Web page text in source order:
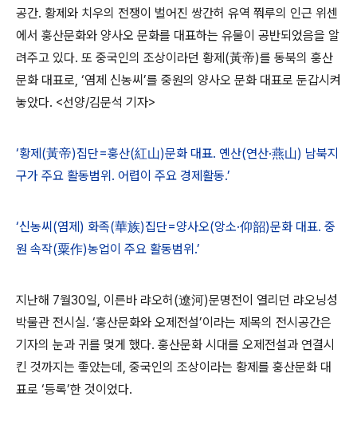
공간. 황제와 치우의 전쟁이 벌어진 쌍간허 유역 쭤루의 인근 위센
에서 훙산문화와 양사오 문화를 대표하는 유물이 공반되었음을 알
려주고 있다. 또 중국인의 조상이라던 황제(黃帝)를 동북의 훙산
문화 대표로, ‘염제 신농씨’를 중원의 양사오 문화 대표로 둔갑시켜
놓았다. <선양/김문석 기자>
‘황제(黃帝)집단=훙산(紅山)문화 대표. 옌산(연산·燕山) 남북지
구가 주요 활동범위. 어렵이 주요 경제활동.’
‘신농씨(염제) 화족(華族)집단=양사오(앙소·仰韶)문화 대표. 중
원 속작(粟作)농업이 주요 활동범위.’
지난해 7월30일, 이른바 랴오허(遼河)문명전이 열리던 랴오닝성
박물관 전시실. ‘훙산문화와 오제전설’이라는 제목의 전시공간은
기자의 눈과 귀를 멎게 했다. 훙산문화 시대를 오제전설과 연결시
킨 것까지는 좋았는데, 중국인의 조상이라는 황제를 훙산문화 대
표로 ‘등록’한 것이었다.